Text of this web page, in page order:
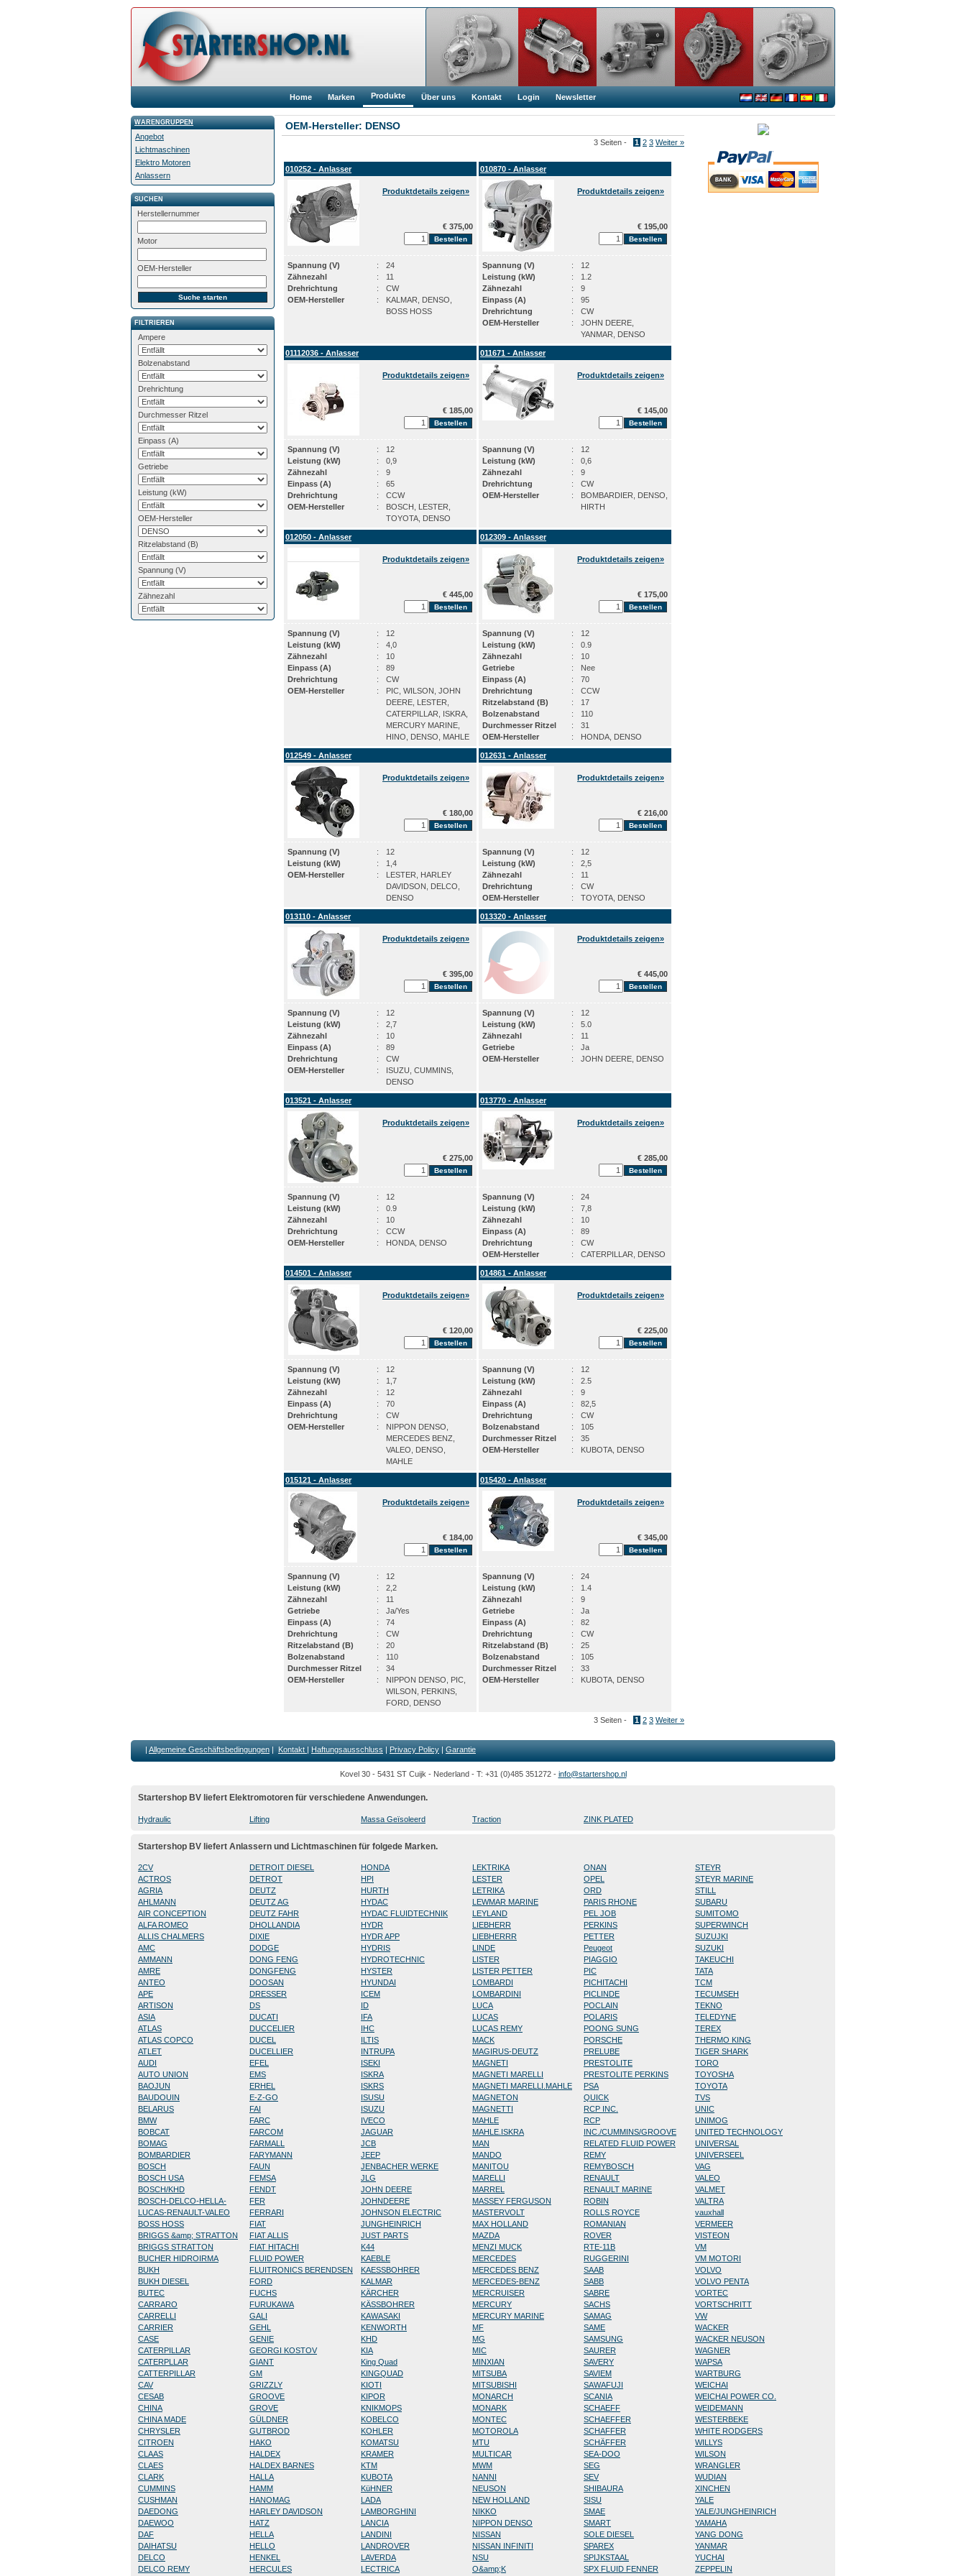
Home Marken Produkte Über uns Kontakt Login Newsletter
WARENGRUPPEN
Angebot
Lichtmaschinen
Elektro Motoren
Anlassern
SUCHEN
Herstellernummer
Motor
OEM-Hersteller
FILTRIEREN
Ampere
Bolzenabstand
Drehrichtung
Durchmesser Ritzel
Einpass (A)
Getriebe
Leistung (kW)
OEM-Hersteller
Ritzelabstand (B)
Spannung (V)
Zähnezahl
OEM-Hersteller: DENSO
3 Seiten - 1 2 3 Weiter »
010252 - Anlasser
Produktdetails zeigen»
€ 375,00
Spannung (V) :
24
Zähnezahl
:
11
Drehrichtung
:
CW
OEM-Hersteller
:
KALMAR, DENSO,
BOSS HOSS
010870 - Anlasser
Produktdetails zeigen»
€ 195,00
Spannung (V) :
12
Leistung (kW)
:
1.2
Zähnezahl
:
9
Einpass (A)
:
95
Drehrichtung
:
CW
OEM-Hersteller
:
JOHN DEERE,
YANMAR, DENSO
01112036 - Anlasser
Produktdetails zeigen»
€ 185,00
Spannung (V) :
12
Leistung (kW)
:
0,9
Zähnezahl
:
9
Einpass (A)
:
65
Drehrichtung
:
CCW
OEM-Hersteller
:
BOSCH, LESTER,
TOYOTA, DENSO
011671 - Anlasser
Produktdetails zeigen»
€ 145,00
Spannung (V) :
12
Leistung (kW)
:
0,6
Zähnezahl
:
9
Drehrichtung
:
CW
OEM-Hersteller
:
BOMBARDIER, DENSO,
HIRTH
012050 - Anlasser
Produktdetails zeigen»
€ 445,00
Spannung (V) :
12
Leistung (kW)
:
4,0
Zähnezahl
:
10
Einpass (A)
:
89
Drehrichtung
:
CW
OEM-Hersteller
:
PIC, WILSON, JOHN
DEERE, LESTER,
CATERPILLAR, ISKRA,
MERCURY MARINE,
HINO, DENSO, MAHLE
012309 - Anlasser
Produktdetails zeigen»
€ 175,00
Spannung (V) :
12
Leistung (kW)
:
0.9
Zähnezahl
:
10
Getriebe
:
Nee
Einpass (A)
:
70
Drehrichtung
:
CCW
Ritzelabstand (B)
:
17
Bolzenabstand
:
110
Durchmesser Ritzel
:
31
OEM-Hersteller
: HONDA, DENSO
012549 - Anlasser
Produktdetails zeigen»
€ 180,00
Spannung (V) :
12
Leistung (kW)
:
1,4
OEM-Hersteller
:
LESTER, HARLEY
DAVIDSON, DELCO,
DENSO
012631 - Anlasser
Produktdetails zeigen»
€ 216,00
Spannung (V) :
12
Leistung (kW)
:
2,5
Zähnezahl
:
11
Drehrichtung
:
CW
OEM-Hersteller
: TOYOTA, DENSO
013110 - Anlasser
Produktdetails zeigen»
€ 395,00
Spannung (V) :
12
Leistung (kW)
:
2,7
Zähnezahl
:
10
Einpass (A)
:
89
Drehrichtung
:
CW
OEM-Hersteller
:
ISUZU, CUMMINS,
DENSO
013320 - Anlasser
Produktdetails zeigen»
€ 445,00
Spannung (V) :
12
Leistung (kW)
:
5.0
Zähnezahl
:
11
Getriebe
:
Ja
OEM-Hersteller
: JOHN DEERE, DENSO
013521 - Anlasser
Produktdetails zeigen»
€ 275,00
Spannung (V) :
12
Leistung (kW)
:
0.9
Zähnezahl
:
10
Drehrichtung
:
CCW
OEM-Hersteller
: HONDA, DENSO
013770 - Anlasser
Produktdetails zeigen»
€ 285,00
Spannung (V) :
24
Leistung (kW)
:
7,8
Zähnezahl
:
10
Einpass (A)
:
89
Drehrichtung
:
CW
OEM-Hersteller
: CATERPILLAR, DENSO
014501 - Anlasser
Produktdetails zeigen»
€ 120,00
Spannung (V) :
12
Leistung (kW)
:
1,7
Zähnezahl
:
12
Einpass (A)
:
70
Drehrichtung
:
CW
OEM-Hersteller
:
NIPPON DENSO,
MERCEDES BENZ,
VALEO, DENSO,
MAHLE
014861 - Anlasser
Produktdetails zeigen»
€ 225,00
Spannung (V) :
12
Leistung (kW)
:
2.5
Zähnezahl
:
9
Einpass (A)
:
82,5
Drehrichtung
:
CW
Bolzenabstand
:
105
Durchmesser Ritzel
:
35
OEM-Hersteller
: KUBOTA, DENSO
015121 - Anlasser
Produktdetails zeigen»
€ 184,00
Spannung (V) :
12
Leistung (kW)
:
2,2
Zähnezahl
:
11
Getriebe
:
Ja/Yes
Einpass (A)
:
74
Drehrichtung
:
CW
Ritzelabstand (B)
:
20
Bolzenabstand
:
110
Durchmesser Ritzel
:
34
OEM-Hersteller
:
NIPPON DENSO, PIC,
WILSON, PERKINS,
FORD, DENSO
015420 - Anlasser
Produktdetails zeigen»
€ 345,00
Spannung (V) :
24
Leistung (kW)
:
1.4
Zähnezahl
:
9
Getriebe
:
Ja
Einpass (A)
:
82
Drehrichtung
:
CW
Ritzelabstand (B)
:
25
Bolzenabstand
:
105
Durchmesser Ritzel
:
33
OEM-Hersteller
: KUBOTA, DENSO
3 Seiten - 1 2 3 Weiter »
| Allgemeine Geschäftsbedingungen | Kontakt | Haftungsausschluss | Privacy Policy | Garantie
Kovel 30 - 5431 ST Cuijk - Nederland - T: +31 (0)485 351272 - info@startershop.nl
Startershop BV liefert Elektromotoren für verschiedene Anwendungen.
Hydraulic Lifting Massa Geïsoleerd Traction ZINK PLATED
Startershop BV liefert Anlassern und Lichtmaschinen für folgede Marken.
2CV
ACTROS
AGRIA
AHLMANN
AIR CONCEPTION
ALFA ROMEO
ALLIS CHALMERS
AMC
AMMANN
AMRE
ANTEO
APE
ARTISON
ASIA
ATLAS
ATLAS COPCO
ATLET
AUDI
AUTO UNION
BAOJUN
BAUDOUIN
BELARUS
BMW
BOBCAT
BOMAG
BOMBARDIER
BOSCH
BOSCH USA
BOSCH/KHD
BOSCH-DELCO-HELLA-
LUCAS-RENAULT-VALEO
BOSS HOSS
BRIGGS &amp; STRATTON
BRIGGS STRATTON
BUCHER HIDROIRMA
BUKH
BUKH DIESEL
BUTEC
CARRARO
CARRELLI
CARRIER
CASE
CATERPILLAR
CATERPLLAR
CATTERPILLAR
CAV
CESAB
CHINA
CHINA MADE
CHRYSLER
CITROEN
CLAAS
CLAES
CLARK
CUMMINS
CUSHMAN
DAEDONG
DAEWOO
DAF
DAIHATSU
DELCO
DELCO REMY
DETROIT DIESEL
DETROT
DEUTZ
DEUTZ AG
DEUTZ FAHR
DHOLLANDIA
DIXIE
DODGE
DONG FENG
DONGFENG
DOOSAN
DRESSER
DS
DUCATI
DUCCELIER
DUCEL
DUCELLIER
EFEL
EMS
ERHEL
E-Z-GO
FAI
FARC
FARCOM
FARMALL
FARYMANN
FAUN
FEMSA
FENDT
FER
FERRARI
FIAT
FIAT ALLIS
FIAT HITACHI
FLUID POWER
FLUITRONICS BERENDSEN
FORD
FUCHS
FURUKAWA
GALI
GEHL
GENIE
GEORGI KOSTOV
GIANT
GM
GRIZZLY
GROOVE
GROVE
GÜLDNER
GUTBROD
HAKO
HALDEX
HALDEX BARNES
HALLA
HAMM
HANOMAG
HARLEY DAVIDSON
HATZ
HELLA
HELLO
HENKEL
HERCULES
HONDA
HPI
HURTH
HYDAC
HYDAC FLUIDTECHNIK
HYDR
HYDR APP
HYDRIS
HYDROTECHNIC
HYSTER
HYUNDAI
ICEM
ID
IFA
IHC
ILTIS
INTRUPA
ISEKI
ISKRA
ISKRS
ISUSU
ISUZU
IVECO
JAGUAR
JCB
JEEP
JENBACHER WERKE
JLG
JOHN DEERE
JOHNDEERE
JOHNSON ELECTRIC
JUNGHEINRICH
JUST PARTS
K44
KAEBLE
KAESSBOHRER
KALMAR
KÄRCHER
KÄSSBOHRER
KAWASAKI
KENWORTH
KHD
KIA
King Quad
KINGQUAD
KIOTI
KIPOR
KNIKMOPS
KOBELCO
KOHLER
KOMATSU
KRAMER
KTM
KUBOTA
KüHNER
LADA
LAMBORGHINI
LANCIA
LANDINI
LANDROVER
LAVERDA
LECTRICA
LEKTRIKA
LESTER
LETRIKA
LEWMAR MARINE
LEYLAND
LIEBHERR
LIEBHERRR
LINDE
LISTER
LISTER PETTER
LOMBARDI
LOMBARDINI
LUCA
LUCAS
LUCAS REMY
MACK
MAGIRUS-DEUTZ
MAGNETI
MAGNETI MARELLI
MAGNETI MARELLI.MAHLE
MAGNETON
MAGNETTI
MAHLE
MAHLE.ISKRA
MAN
MANDO
MANITOU
MARELLI
MARREL
MASSEY FERGUSON
MASTERVOLT
MAX HOLLAND
MAZDA
MENZI MUCK
MERCEDES
MERCEDES BENZ
MERCEDES-BENZ
MERCRUISER
MERCURY
MERCURY MARINE
MF
MG
MIC
MINXIAN
MITSUBA
MITSUBISHI
MONARCH
MONARK
MONTEC
MOTOROLA
MTU
MULTICAR
MWM
NANNI
NEUSON
NEW HOLLAND
NIKKO
NIPPON DENSO
NISSAN
NISSAN INFINITI
NSU
O&amp;K
ONAN
OPEL
ORD
PARIS RHONE
PEL JOB
PERKINS
PETTER
Peugeot
PIAGGIO
PIC
PICHITACHI
PICLINDE
POCLAIN
POLARIS
POONG SUNG
PORSCHE
PRELUBE
PRESTOLITE
PRESTOLITE PERKINS
PSA
QUICK
RCP INC.
RCP
INC./CUMMINS/GROOVE
RELATED FLUID POWER
REMY
REMYBOSCH
RENAULT
RENAULT MARINE
ROBIN
ROLLS ROYCE
ROMANIAN
ROVER
RTE-11B
RUGGERINI
SAAB
SABB
SABRE
SACHS
SAMAG
SAME
SAMSUNG
SAURER
SAVERY
SAVIEM
SAWAFUJI
SCANIA
SCHAEFF
SCHAEFFER
SCHAFFER
SCHÄFFER
SEA-DOO
SEG
SEV
SHIBAURA
SISU
SMAE
SMART
SOLE DIESEL
SPAREX
SPIJKSTAAL
SPX FLUID FENNER
STEYR
STEYR MARINE
STILL
SUBARU
SUMITOMO
SUPERWINCH
SUZUJKI
SUZUKI
TAKEUCHI
TATA
TCM
TECUMSEH
TEKNO
TELEDYNE
TEREX
THERMO KING
TIGER SHARK
TORO
TOYOSHA
TOYOTA
TVS
UNIC
UNIMOG
UNITED TECHNOLOGY
UNIVERSAL
UNIVERSEEL
VAG
VALEO
VALMET
VALTRA
vauxhall
VERMEER
VISTEON
VM
VM MOTORI
VOLVO
VOLVO PENTA
VORTEC
VORTSCHRITT
VW
WACKER
WACKER NEUSON
WAGNER
WAPSA
WARTBURG
WEICHAI
WEICHAI POWER CO.
WEIDEMANN
WESTERBEKE
WHITE RODGERS
WILLYS
WILSON
WRANGLER
WUDIAN
XINCHEN
YALE
YALE/JUNGHEINRICH
YAMAHA
YANG DONG
YANMAR
YUCHAI
ZEPPELIN